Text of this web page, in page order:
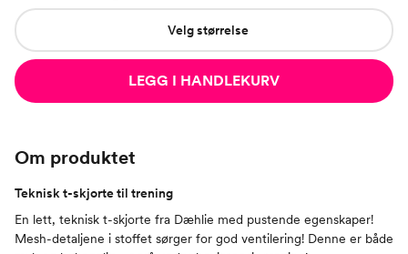
Velg størrelse
LEGG I HANDLEKURV
Om produktet
Teknisk t-skjorte til trening
En lett, teknisk t-skjorte fra Dæhlie med pustende egenskaper!
Mesh-detaljene i stoffet sørger for god ventilering! Denne er både